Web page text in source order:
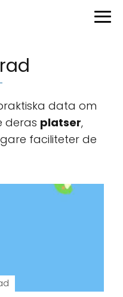
data om
deras platser,
faciliteter de